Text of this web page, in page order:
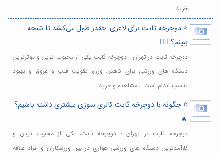
خرید
⭐️ دوچرخه ثابت برای لاغری: چقدر طول می‌کشد تا نتیجه
ببینم؟ 🚴‍♀️
دوچرخه ثابت در تهران - دوچرخه ثابت یکی از محبوب ترین و موثرترین
دستگاه های ورزشی برای کاهش وزن، تقویت قلب و عروق و بهبود
تناسب اندام است. | مشاهده و خرید
⭐️ چگونه با دوچرخه ثابت کالری سوزی بیشتری داشته باشیم؟
🔥
دوچرخه ثابت در تهران - دوچرخه ثابت، یکی از محبوب ترین و
کارآمدترین دستگاه های ورزشی هوازی در بین ورزشکاران و افراد علاقه